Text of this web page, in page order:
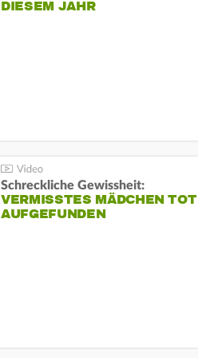
DIESEM JAHR
Schreckliche Gewissheit:
VERMISSTES MÄDCHEN TOT
AUFGEFUNDEN